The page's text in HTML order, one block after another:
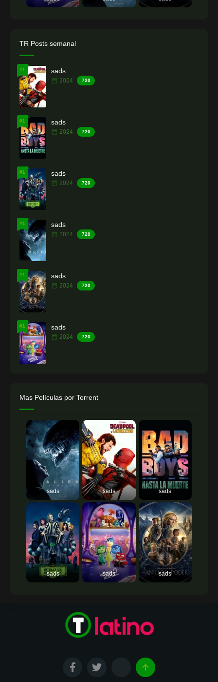
TR Posts semanal
#1 sads
2024 720
#1 sads
2024 720
#1 sads
2024 720
#1 sads
2024 720
#1 sads
2024 720
#1 sads
2024 720
Mas Películas por Torrent
sads sads sads
sads sads sads